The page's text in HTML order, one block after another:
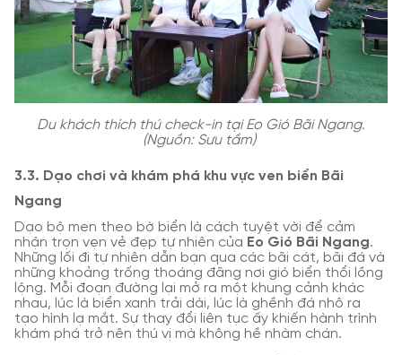
Du khách thích thú check-in tại Eo Gió Bãi Ngang.
(Nguồn: Sưu tầm)
3.3. Dạo chơi và khám phá khu vực ven biển Bãi
Ngang
Dạo bộ men theo bờ biển là cách tuyệt vời để cảm
nhận trọn vẹn vẻ đẹp tự nhiên của Eo Gió Bãi Ngang.
Những lối đi tự nhiên dẫn bạn qua các bãi cát, bãi đá và
những khoảng trống thoáng đãng nơi gió biển thổi lồng
lộng. Mỗi đoạn đường lại mở ra một khung cảnh khác
nhau, lúc là biển xanh trải dài, lúc là ghềnh đá nhô ra
tạo hình lạ mắt. Sự thay đổi liên tục ấy khiến hành trình
khám phá trở nên thú vị mà không hề nhàm chán.